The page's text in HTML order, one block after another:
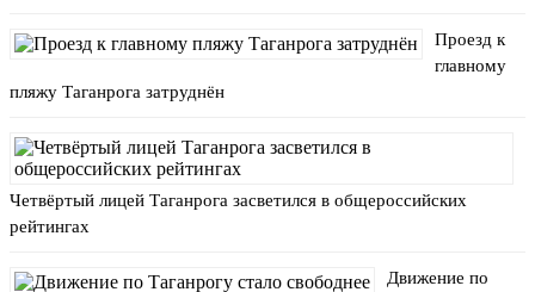
Проезд к
главному
пляжу Таганрога затруднён
Четвёртый лицей Таганрога засветился в общероссийских
рейтингах
Движение по